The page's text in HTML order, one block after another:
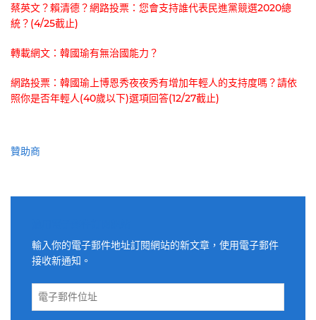
蔡英文？賴清德？網路投票：您會支持誰代表民進黨競選2020總
統？(4/25截止)
轉載網文：韓國瑜有無治國能力？
網路投票：韓國瑜上博恩秀夜夜秀有增加年輕人的支持度嗎？請依
照你是否年輕人(40歲以下)選項回答(12/27截止)
贊助商
輸入你的電子郵件地址訂閱網站的新文章，使用電子郵件
接收新通知。
電